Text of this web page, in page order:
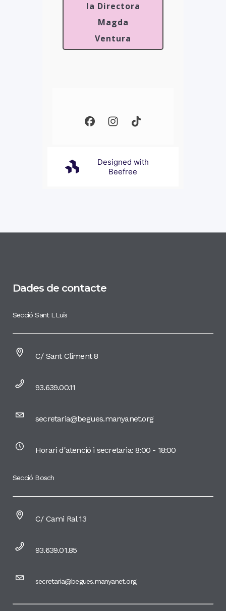
la Directora
Magda
Ventura
Designed with
Beefree
Dades de contacte
Secció Sant LLuís
C/ Sant Climent 8
93.639.00.11
secretaria@begues.manyanet.org
Horari d'atenció i secretaria: 8:00 - 18:00
Secció Bosch
C/ Cami Ral 13
93.639.01.85
secretaria@begues.manyanet.org